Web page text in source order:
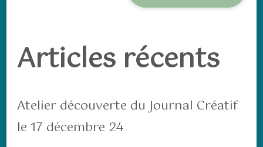
Articles récents
Atelier découverte du Journal Créatif
le 17 décembre 24